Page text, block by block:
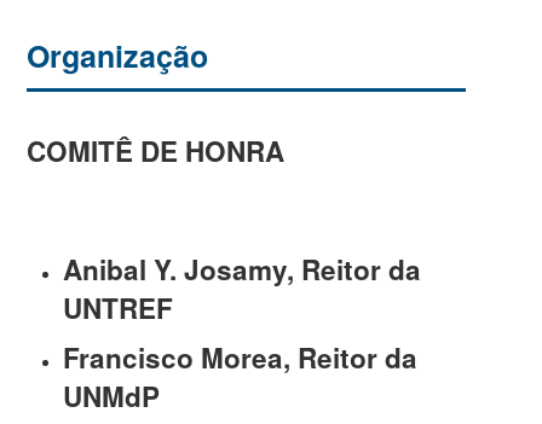
Organização
COMITÊ DE HONRA
Anibal Y. Josamy, Reitor da
UNTREF
Francisco Morea, Reitor da
UNMdP